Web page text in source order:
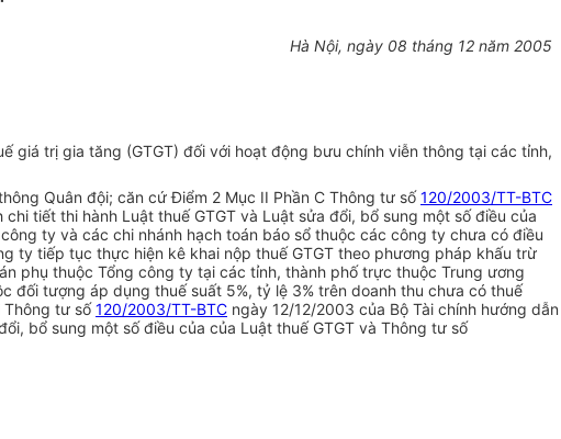
Hà Nội, ngày 08 tháng 12 năm 2005
trị gia tăng (GTGT) đối với hoạt động bưu chính viễn thông tại các tỉnh,
Quân đội; căn cứ Điểm 2 Mục II Phần C Thông tư số120/2003/TT-BTC
tiết thi hành Luật thuế GTGT và Luật sửa đổi, bổ sung một số điều của
ty và các chi nhánh hạch toán báo sổ thuộc các công ty chưa có điều
ty tiếp tục thực hiện kê khai nộp thuế GTGT theo phương pháp khấu trừ
phụ thuộc Tổng công ty tại các tỉnh, thành phố trực thuộc Trung ương
đối tượng áp dụng thuế suất 5%, tỷ lệ 3% trên doanh thu chưa có thuế
Thông tư số120/2003/TT-BTC ngày 12/12/2003 của Bộ Tài chính hướng dẫn
bổ sung một số điều của của Luật thuế GTGT và Thông tư số